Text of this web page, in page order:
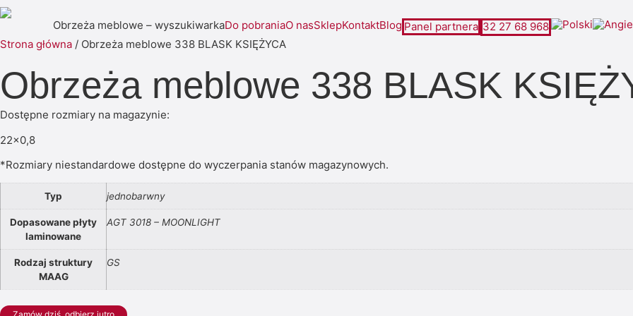
Obrzeża meblowe – wyszukiwarkaDo pobraniaO nasSklepKontaktBlog Panel partnera 32 27 68 968
Strona główna / Obrzeża meblowe 338 BLASK KSIĘŻYCA
Obrzeża meblowe 338 BLASK
Dostępne rozmiary na magazynie:
22×0,8
*Rozmiary niestandardowe dostępne do wyczerpania stanów magazynowych.
Typ jednobarwny
Dopasowane płyty
laminowane
AGT 3018 – MOONLIGHT
Rodzaj struktury
MAAG
GS